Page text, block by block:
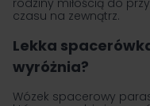
rodziny miłością do
czasu na zewnątrz.
Lekka
wyróżnia?
Wózek spacerowy